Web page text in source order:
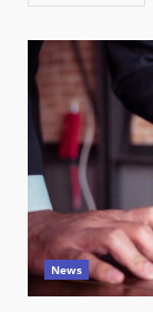
News